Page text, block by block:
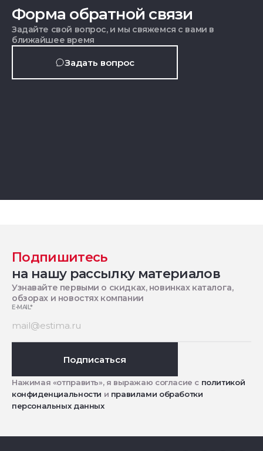
Форма обратной связи
Задайте свой вопрос, и мы свяжемся с вами в
ближайшее время
Задать вопрос
Подпишитесь
на нашу рассылку материалов
Узнавайте первыми о скидках, новинках каталога,
обзорах и новостях компании
E-MAIL*
Подписаться
Нажимая «отправить», я выражаю согласие с политикой
конфиденциальности и правилами обработки
персональных данных